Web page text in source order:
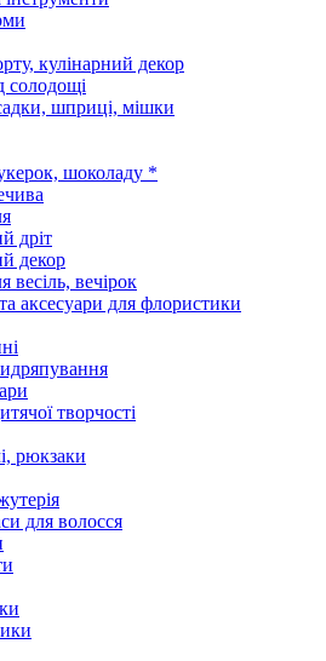
кулінарний декор
солодощі
шприці, мішки
шоколаду *
дріт
декор
весіль, вечірок
аксесуари для флористики
творчості
рюкзаки
для волосся